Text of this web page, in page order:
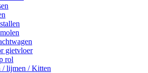
gietvloer
rol
/ lijmen / Kitten